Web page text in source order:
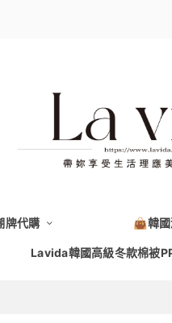
牌代購 👜韓
Lavida韓國高級冬款棉被